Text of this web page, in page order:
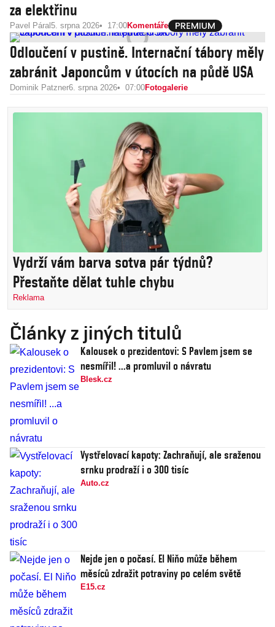
za elektřinu
Pavel Páral 5. srpna 2026 17:00Komentáře
Odloučení v pustině. Internační tábory měly
zabránit Japoncům v útocích na půdě USA
Dominik Patzner6. srpna 2026 07:00Fotogalerie
Vydrží vám barva sotva pár týdnů?
Přestaňte dělat tuhle chybu
Reklama
Články z jiných titulů
Kalousek o prezidentovi: S Pavlem jsem se
nesmířil! ...a promluvil o návratu
Blesk.cz
Vystřelovací kapoty: Zachraňují, ale sraženou
srnku prodraží i o 300 tisíc
Auto.cz
Nejde jen o počasí. El Niňo může během
měsíců zdražit potraviny po celém světě
E15.cz